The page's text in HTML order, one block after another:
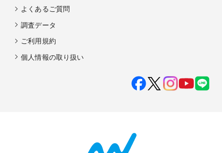
よくあるご質問
調査データ
ご利用規約
個人情報の取り扱い